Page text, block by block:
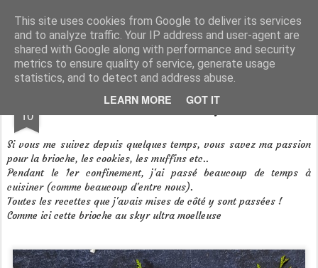
This site uses cookies from Google to deliver its services
and to analyze traffic. Your IP address and user-agent are
shared with Google along with performance and security
metrics to ensure quality of service, generate usage
statistics, and to detect and address abuse.
LEARN MORE GOT IT
Aux papilles by Virginie
10 Brioche au skyr
Si vous me suivez depuis quelques temps, vous savez ma passion
pour la brioche, les cookies, les muffins etc..
Pendant le 1er confinement, j'ai passé beaucoup de temps à
cuisiner (comme beaucoup d'entre nous).
Toutes les recettes que j'avais mises de côté y sont passées !
Comme ici cette brioche au skyr ultra moelleuse